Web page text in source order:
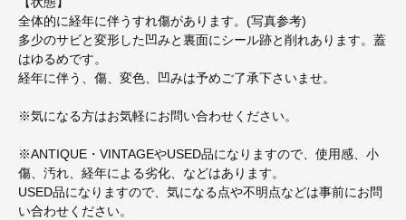
全体的に経年に伴うすれ傷があります。(写真参考)
多少のサビと変形した凹みと裏面にシール跡と削れあります。蓋
はゆるめです。
経年に伴う、傷、変色、凹みは予めご了承下さいませ。
※気になる方はお気軽にお問い合わせください。
※ANTIQUE・VINTAGEやUSED品になりますので、使用感、小
傷、汚れ、経年による劣化、などはあります。
USED品になりますので、気になる点や不明点などは事前にお問
い合わせください。